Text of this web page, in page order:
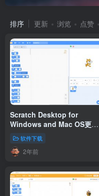
排序 更新 浏览 点赞
Scratch Desktop for
Windows and Mac OS更新
软件下载
2年前